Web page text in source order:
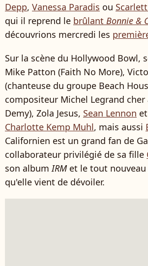
Depp, Vanessa Paradis ou
qui il reprend le brûlant Bonnie &
découvrions mercredi les
Sur la scène du Hollywood Bowl,
Mike Patton (Faith No More),
(chanteuse du groupe Beach
compositeur Michel Legrand cher
Demy), Zola Jesus, Sean Lennon
Charlotte Kemp Muhl, mais aussi
Californien est un grand fan de
collaborateur privilégié de sa fille
son albumIRM et le tout nouveau
qu'elle vient de dévoiler.